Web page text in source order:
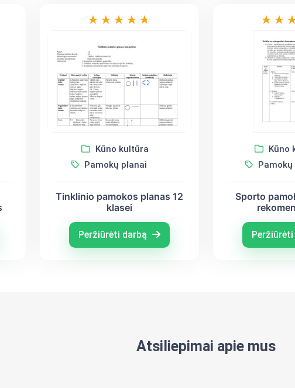
Kūno kultūra
Pamokų planai
Tinklinio pamokos planas 12
klasei
Peržiūrėti darbą
Kūno
Sporto
Peržiūrėti
Atsiliepimai apie mus